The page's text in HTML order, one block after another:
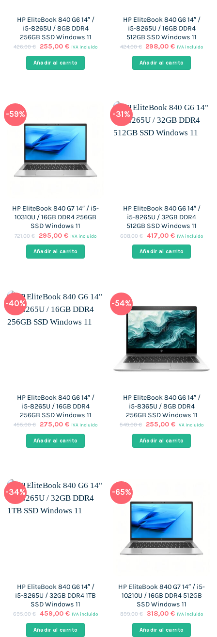
HP EliteBook 840 G6 14″ /
i5-8265U / 8GB DDR4
256GB SSD Windows 11
426,00€
El
original
era:
255,00 €El
actual
es:
IVA incluido
Añadir al carrito
HP EliteBook 840 G6 14″ /
i5-8265U / 16GB DDR4
512GB SSD Windows 11
424,00€ El
original
era:
298,00€El
actual
es:
IVA incluido
Añadir al carrito
-59%
HP EliteBook 840 G7 14″ / i5-
10310U / 16GB DDR4 256GB
SSD Windows 11
721,00€
El
original
era:
295,00 €El
actual
es:
IVA incluido
Añadir al carrito
-31%
HP EliteBook 840 G6 14″ /
i5-8265U / 32GB DDR4
512GB SSD Windows 11
608,00€ El
original
era:
417,00 €El
actual
es:
IVA incluido
Añadir al carrito
-40%
HP EliteBook 840 G6 14″ /
i5-8265U / 16GB DDR4
256GB SSD Windows 11
455,00€
El
original
era:
275,00 €El
actual
es:
IVA incluido
Añadir al carrito
-54%
HP EliteBook 840 G6 14″ /
i5-8365U / 8GB DDR4
256GB SSD Windows 11
549,00€
El
original
era:
255,00 €El
actual
es:
IVA incluido
Añadir al carrito
-34%
HP EliteBook 840 G6 14″ /
i5-8265U / 32GB DDR4 1TB
SSD Windows 11
695,00€ El
original
era:
459,00 €El
actual
es:
IVA incluido
Añadir al carrito
-65%
HP EliteBook 840 G7 14″ / i5-
10210U / 16GB DDR4 512GB
SSD Windows 11
899,00€ El
original
era:
318,00 €El
actual
es:
IVA incluido
Añadir al carrito